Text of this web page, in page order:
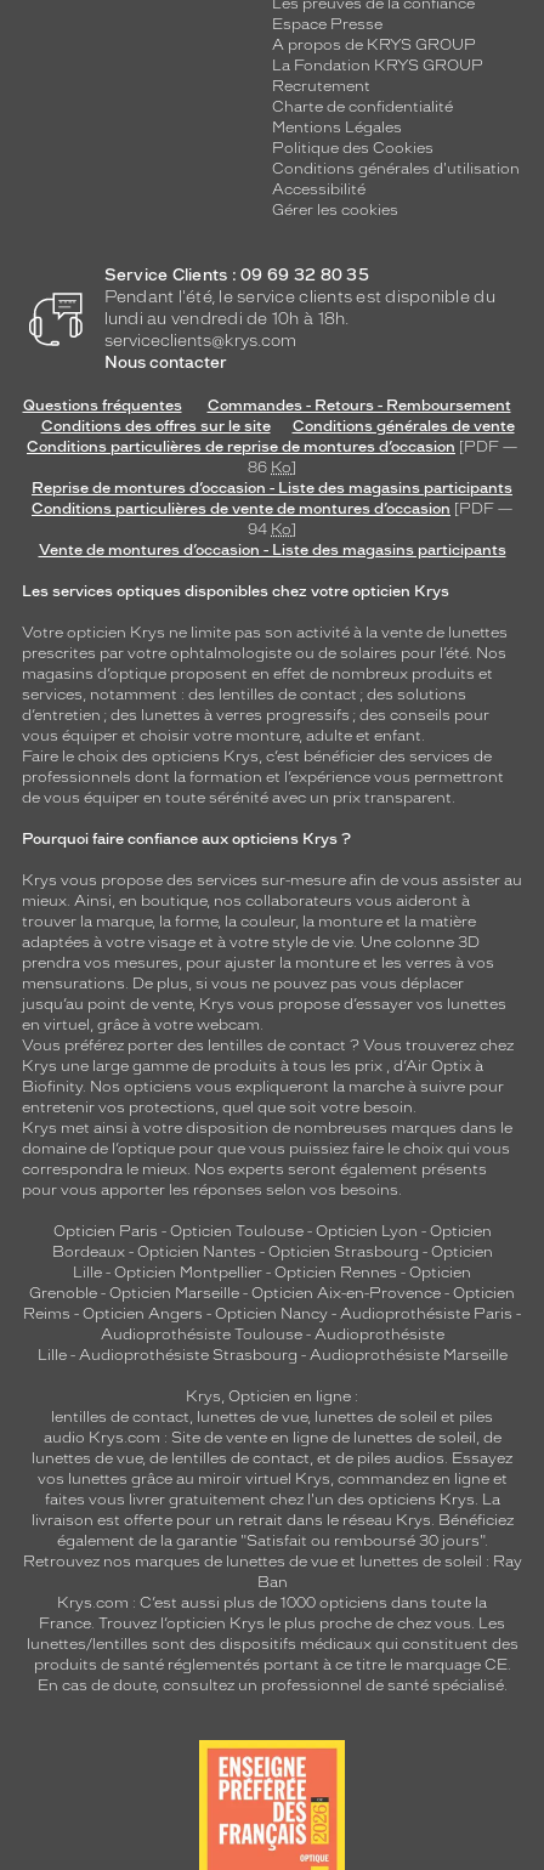
Les preuves de la confiance
Espace Presse
A propos de KRYS GROUP
La Fondation KRYS GROUP
Recrutement
Charte de confidentialité
Mentions Légales
Politique des Cookies
Conditions générales d'utilisation
Accessibilité
Gérer les cookies
Service Clients : 09 69 32 80 35
Pendant l'été, le service clients est disponible du
lundi au vendredi de 10h à 18h.
serviceclients@krys.com
Nous contacter
Questions fréquentes
Commandes - Retours - Remboursement
Conditions des offres sur le site
Conditions générales de vente
Conditions particulières de reprise de montures d’occasion [PDF —
86 Ko]
Reprise de montures d’occasion - Liste des magasins participants
Conditions particulières de vente de montures d’occasion [PDF —
94 Ko]
Vente de montures d’occasion - Liste des magasins participants
Les services optiques disponibles chez votre opticien Krys
Votre opticien Krys ne limite pas son activité à la vente de lunettes
prescrites par votre ophtalmologiste ou de solaires pour l’été. Nos
magasins d’optique proposent en effet de nombreux produits et
services, notamment : des lentilles de contact ; des solutions
d’entretien ; des lunettes à verres progressifs ; des conseils pour
vous équiper et choisir votre monture, adulte et enfant.
Faire le choix des opticiens Krys, c’est bénéficier des services de
professionnels dont la formation et l’expérience vous permettront
de vous équiper en toute sérénité avec un prix transparent.
Pourquoi faire confiance aux opticiens Krys ?
Krys vous propose des services sur-mesure afin de vous assister au
mieux. Ainsi, en boutique, nos collaborateurs vous aideront à
trouver la marque, la forme, la couleur, la monture et la matière
adaptées à votre visage et à votre style de vie. Une colonne 3D
prendra vos mesures, pour ajuster la monture et les verres à vos
mensurations. De plus, si vous ne pouvez pas vous déplacer
jusqu’au point de vente, Krys vous propose d’essayer vos lunettes
en virtuel, grâce à votre webcam.
Vous préférez porter des lentilles de contact ? Vous trouverez chez
Krys une large gamme de produits à tous les prix , d’Air Optix à
Biofinity. Nos opticiens vous expliqueront la marche à suivre pour
entretenir vos protections, quel que soit votre besoin.
Krys met ainsi à votre disposition de nombreuses marques dans le
domaine de l’optique pour que vous puissiez faire le choix qui vous
correspondra le mieux. Nos experts seront également présents
pour vous apporter les réponses selon vos besoins.
Opticien Paris - Opticien Toulouse- Opticien Lyon - Opticien
Bordeaux- Opticien Nantes - Opticien Strasbourg - Opticien
Lille - Opticien Montpellier - Opticien Rennes - Opticien
Grenoble - Opticien Marseille - Opticien Aix-en-Provence - Opticien
Reims - Opticien Angers - Opticien Nancy - Audioprothésiste Paris -
Audioprothésiste Toulouse- Audioprothésiste
Lille- Audioprothésiste Strasbourg - Audioprothésiste Marseille
Krys, Opticien en ligne :
lentilles de contact, lunettes de vue, lunettes de soleil et piles
audio Krys.com : Site de vente en ligne de lunettes de soleil, de
lunettes de vue, de lentilles de contact, et de piles audios. Essayez
vos lunettes grâce au miroir virtuel Krys, commandez en ligne et
faites vous livrer gratuitement chez l'un des opticiens Krys. La
livraison est offerte pour un retrait dans le réseau Krys. Bénéficiez
également de la garantie "Satisfait ou remboursé 30 jours".
Retrouvez nos marques de lunettes de vue et lunettes de soleil : Ray
Ban
Krys.com : C’est aussi plus de 1000 opticiens dans toute la
France. Trouvez l’opticien Krys le plus proche de chez vous. Les
lunettes/lentilles sont des dispositifs médicaux qui constituent des
produits de santé réglementés portant à ce titre le marquage CE.
En cas de doute, consultez un professionnel de santé spécialisé.